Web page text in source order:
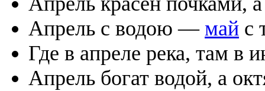
Апрель с водою — май с
Где в апреле река, там в
Апрель богат водой, а